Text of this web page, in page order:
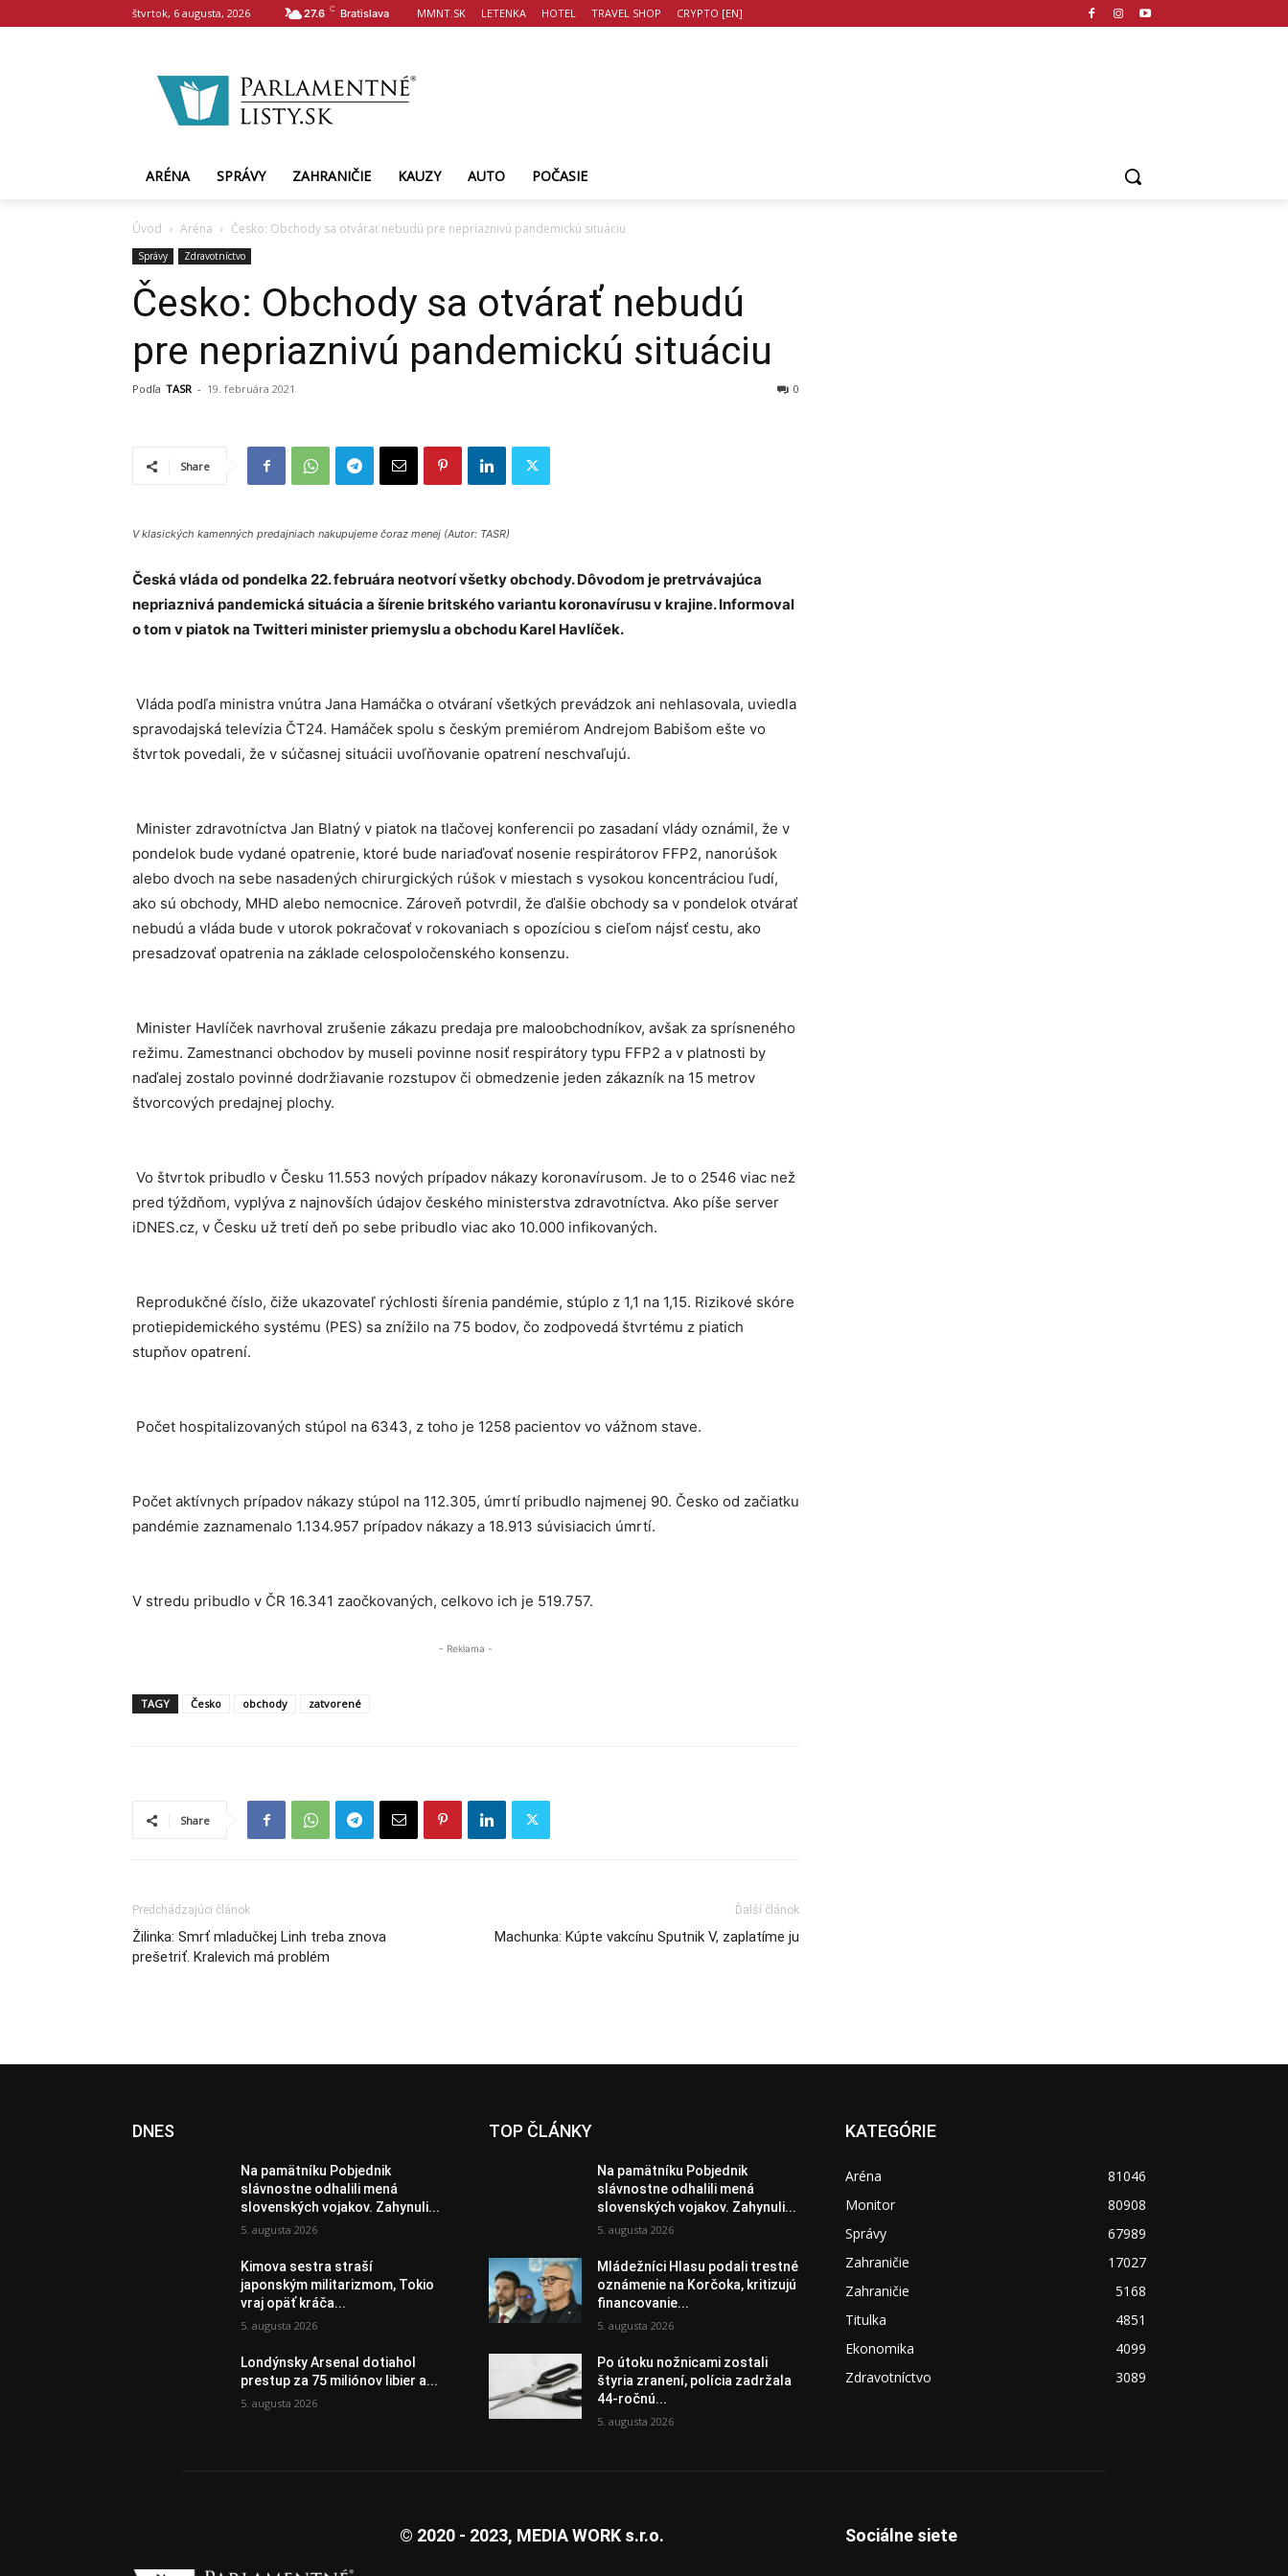
štvrtok, 6 augusta, 2026 27.6 C Bratislava MMNT.SK LETENKA HOTEL TRAVEL SHOP CRYPTO [EN]
ARÉNA SPRÁVY ZAHRANIČIE KAUZY AUTO POČASIE
Úvod Aréna Česko: Obchody sa otvárať nebudú pre nepriaznivú pandemickú situáciu
Správy Zdravotníctvo
Česko: Obchody sa otvárať nebudú
pre nepriaznivú pandemickú situáciu
Podľa TASR - 19. februára 2021 0
Share
V klasických kamenných predajniach nakupujeme čoraz menej (Autor: TASR)
Česká vláda od pondelka 22. februára neotvorí všetky obchody. Dôvodom je pretrvávajúca
nepriaznivá pandemická situácia a šírenie britského variantu koronavírusu v krajine. Informoval
o tom v piatok na Twitteri minister priemyslu a obchodu Karel Havlíček.
Vláda podľa ministra vnútra Jana Hamáčka o otváraní všetkých prevádzok ani nehlasovala, uviedla
spravodajská televízia ČT24. Hamáček spolu s českým premiérom Andrejom Babišom ešte vo
štvrtok povedali, že v súčasnej situácii uvoľňovanie opatrení neschvaľujú.
Minister zdravotníctva Jan Blatný v piatok na tlačovej konferencii po zasadaní vlády oznámil, že v
pondelok bude vydané opatrenie, ktoré bude nariaďovať nosenie respirátorov FFP2, nanorúšok
alebo dvoch na sebe nasadených chirurgických rúšok v miestach s vysokou koncentráciou ľudí,
ako sú obchody, MHD alebo nemocnice. Zároveň potvrdil, že ďalšie obchody sa v pondelok otvárať
nebudú a vláda bude v utorok pokračovať v rokovaniach s opozíciou s cieľom nájsť cestu, ako
presadzovať opatrenia na základe celospoločenského konsenzu.
Minister Havlíček navrhoval zrušenie zákazu predaja pre maloobchodníkov, avšak za sprísneného
režimu. Zamestnanci obchodov by museli povinne nosiť respirátory typu FFP2 a v platnosti by
naďalej zostalo povinné dodržiavanie rozstupov či obmedzenie jeden zákazník na 15 metrov
štvorcových predajnej plochy.
Vo štvrtok pribudlo v Česku 11.553 nových prípadov nákazy koronavírusom. Je to o 2546 viac než
pred týždňom, vyplýva z najnovších údajov českého ministerstva zdravotníctva. Ako píše server
iDNES.cz, v Česku už tretí deň po sebe pribudlo viac ako 10.000 infikovaných.
Reprodukčné číslo, čiže ukazovateľ rýchlosti šírenia pandémie, stúplo z 1,1 na 1,15. Rizikové skóre
protiepidemického systému (PES) sa znížilo na 75 bodov, čo zodpovedá štvrtému z piatich
stupňov opatrení.
Počet hospitalizovaných stúpol na 6343, z toho je 1258 pacientov vo vážnom stave.
Počet aktívnych prípadov nákazy stúpol na 112.305, úmrtí pribudlo najmenej 90. Česko od začiatku
pandémie zaznamenalo 1.134.957 prípadov nákazy a 18.913 súvisiacich úmrtí.
V stredu pribudlo v ČR 16.341 zaočkovaných, celkovo ich je 519.757.
- Reklama -
TAGY Česko obchody zatvorené
Share
Predchádzajúci článok
Žilinka: Smrť mladučkej Linh treba znova
prešetriť. Kralevich má problém
Ďalší článok
Machunka: Kúpte vakcínu Sputnik V, zaplatíme ju
DNES
Na pamätníku Pobjednik
slávnostne odhalili mená
slovenských vojakov. Zahynuli...
5. augusta 2026
Kimova sestra straší
japonským militarizmom, Tokio
vraj opäť kráča...
5. augusta 2026
Londýnsky Arsenal dotiahol
prestup za 75 miliónov libier a...
5. augusta 2026
TOP ČLÁNKY
Na pamätníku Pobjednik
slávnostne odhalili mená
slovenských vojakov. Zahynuli...
5. augusta 2026
Mládežníci Hlasu podali trestné
oznámenie na Korčoka, kritizujú
financovanie...
5. augusta 2026
Po útoku nožnicami zostali
štyria zranení, polícia zadržala
44-ročnú...
5. augusta 2026
KATEGÓRIE
Aréna
81046
Monitor
80908
Správy
67989
Zahraničie
17027
Zahraničie
5168
Titulka
4851
Ekonomika
4099
Zdravotníctvo
3089
© 2020 - 2023, MEDIA WORK s.r.o. Sociálne siete